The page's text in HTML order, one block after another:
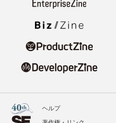
ヘルプ